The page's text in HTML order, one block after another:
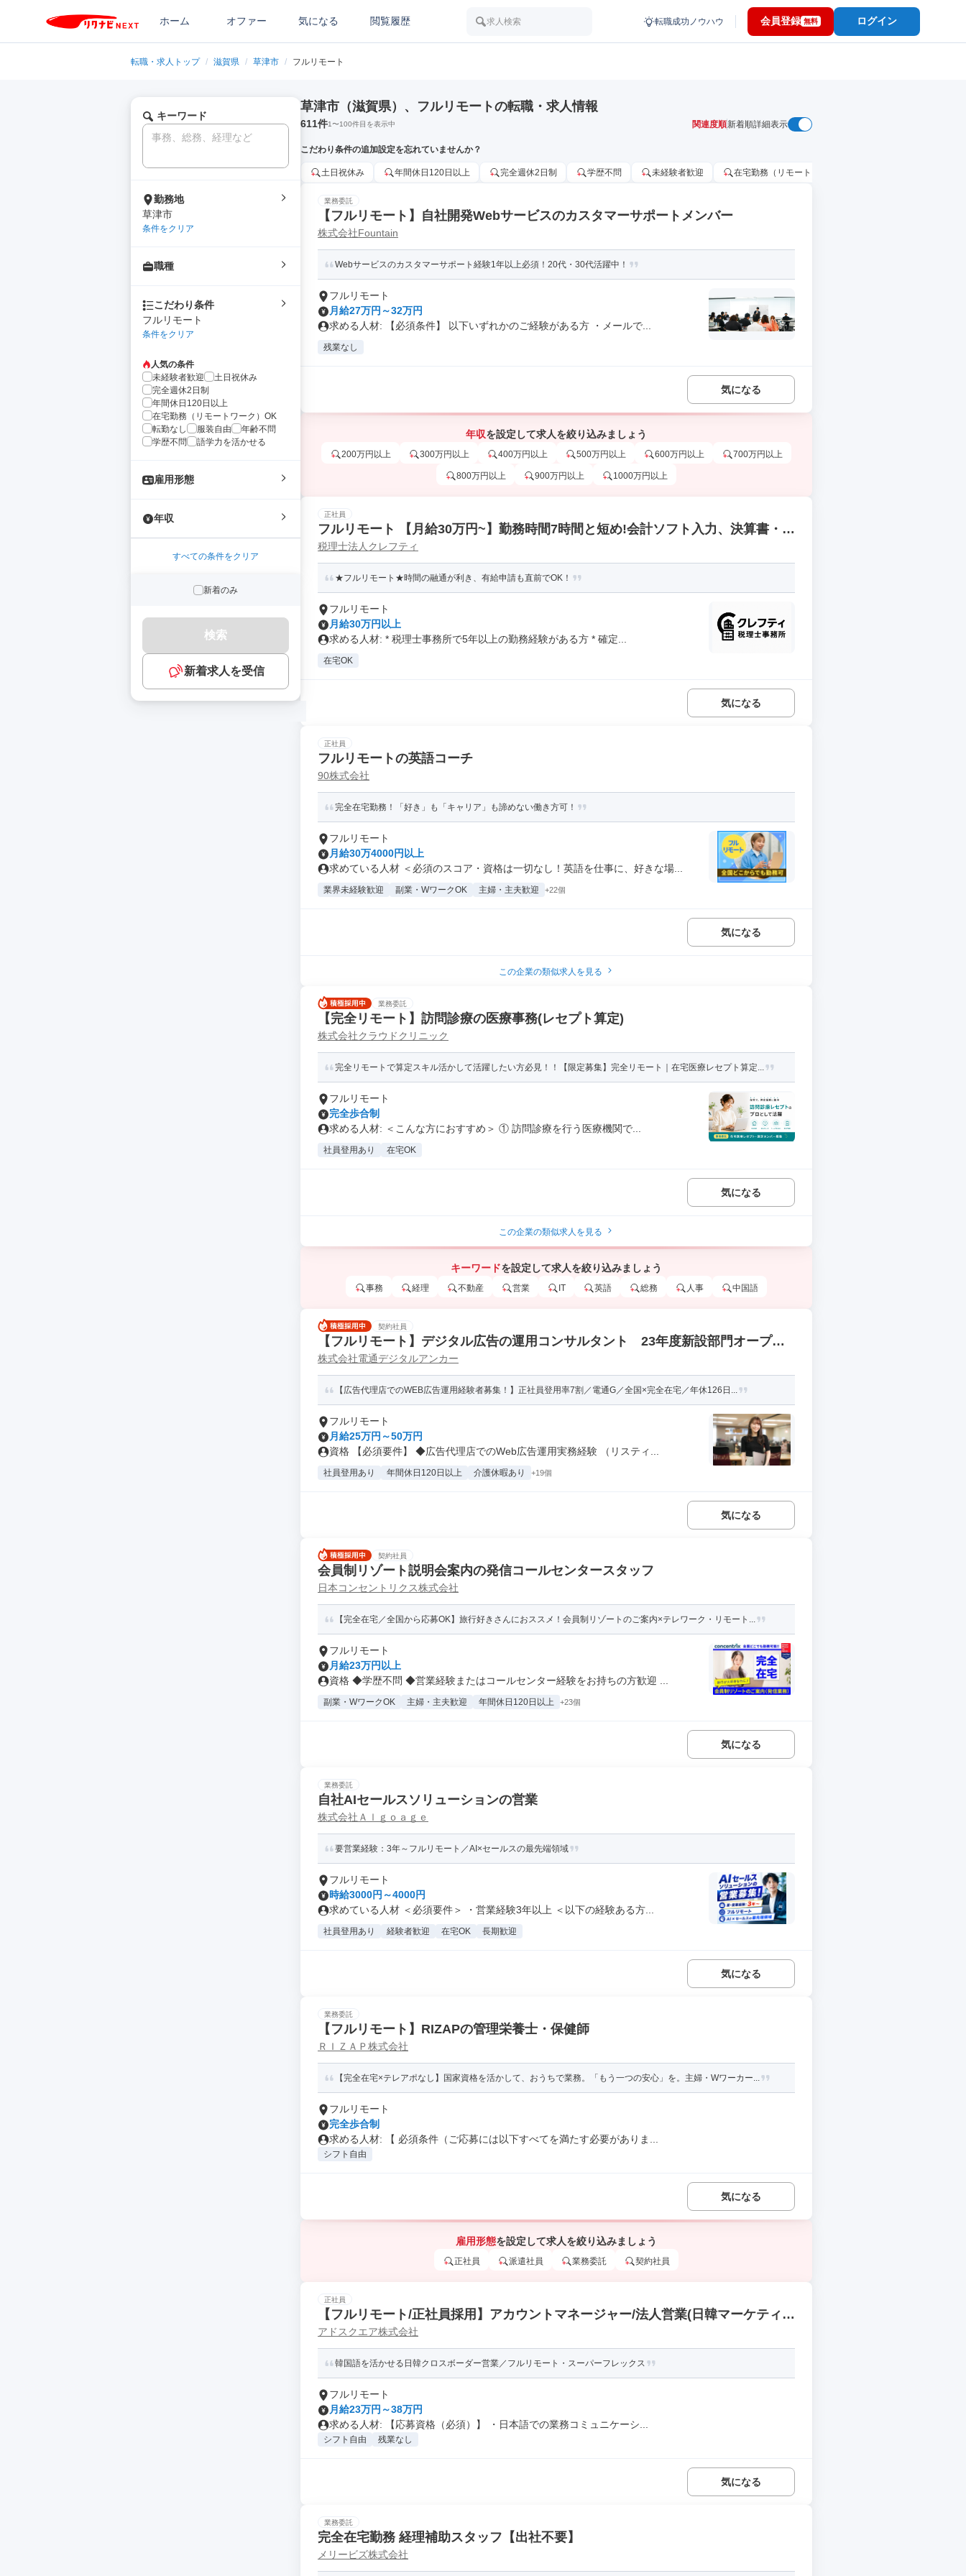
ホーム オファー 気になる 閲覧履歴 求人検索 転職成功ノウハウ 会員登録 無料 ログイン
転職・求人トップ / 滋賀県 / 草津市 / フルリモート
キーワード
勤務地
草津市
条件をクリア
職種
こだわり条件
フルリモート
条件をクリア
人気の条件
未経験者歓迎
土日祝休み
完全週休2日制
年間休日120日以上
在宅勤務（リモートワーク）OK
転勤なし
服装自由
年齢不問
学歴不問
語学力を活かせる
雇用形態
年収
すべての条件をクリア
新着のみ
検索
新着求人を受信
草津市（滋賀県）、フルリモートの転職・求人情報
611件1〜100件目を表示中 関連度順新着順詳細表示
こだわり条件の追加設定を忘れていませんか？
土日祝休み 年間休日120日以上 完全週休2日制 学歴不問 未経験者歓迎 在宅勤務（リモートワーク）OK
業務委託
【フルリモート】自社開発Webサービスのカスタマーサポートメンバー
株式会社Fountain
Webサービスのカスタマーサポート経験1年以上必須！20代・30代活躍中！
フルリモート
月給27万円～32万円
求める人材: 【必須条件】 以下いずれかのご経験がある方 ・メールで...
残業なし
気になる
年収を設定して求人を絞り込みましょう
200万円以上 300万円以上 400万円以上 500万円以上 600万円以上 700万円以上
800万円以上 900万円以上 1000万円以上
正社員
フルリモート 【月給30万円~】勤務時間7時間と短め!会計ソフト入力、決算書・税
務申告書作成、将来的に決算説明も
税理士法人クレフティ
★フルリモート★時間の融通が利き、有給申請も直前でOK！
フルリモート
月給30万円以上
求める人材: * 税理士事務所で5年以上の勤務経験がある方 * 確定...
在宅OK
気になる
正社員
フルリモートの英語コーチ
90株式会社
完全在宅勤務！「好き」も「キャリア」も諦めない働き方可！
フルリモート
月給30万4000円以上
求めている人材 ＜必須のスコア・資格は一切なし！英語を仕事に、好きな場...
業界未経験歓迎 副業・WワークOK 主婦・主夫歓迎 +22個
気になる
この企業の類似求人を見る
業務委託
【完全リモート】訪問診療の医療事務(レセプト算定)
株式会社クラウドクリニック
完全リモートで算定スキル活かして活躍したい方必見！！【限定募集】完全リモート｜在宅医療レセプト算定...
フルリモート
完全歩合制
求める人材: ＜こんな方におすすめ＞ ① 訪問診療を行う医療機関で...
社員登用あり 在宅OK
気になる
この企業の類似求人を見る
キーワードを設定して求人を絞り込みましょう
事務 経理 不動産 営業 IT 英語 総務 人事 中国語
契約社員
【フルリモート】デジタル広告の運用コンサルタント 23年度新設部門オープニ
ング・部門強化
株式会社電通デジタルアンカー
【広告代理店でのWEB広告運用経験者募集！】正社員登用率7割／電通G／全国×完全在宅／年休126日...
フルリモート
月給25万円～50万円
資格 【必須要件】 ◆広告代理店でのWeb広告運用実務経験 （リスティ...
社員登用あり 年間休日120日以上 介護休暇あり +19個
気になる
契約社員
会員制リゾート説明会案内の発信コールセンタースタッフ
日本コンセントリクス株式会社
【完全在宅／全国から応募OK】旅行好きさんにおススメ！会員制リゾートのご案内×テレワーク・リモート...
フルリモート
月給23万円以上
資格 ◆学歴不問 ◆営業経験またはコールセンター経験をお持ちの方歓迎 ...
副業・WワークOK 主婦・主夫歓迎 年間休日120日以上 +23個
気になる
業務委託
自社AIセールスソリューションの営業
株式会社Ａｌｇｏａｇｅ
要営業経験：3年～フルリモート／AI×セールスの最先端領域
フルリモート
時給3000円～4000円
求めている人材 ＜必須要件＞ ・営業経験3年以上 ＜以下の経験ある方...
社員登用あり 経験者歓迎 在宅OK 長期歓迎
気になる
業務委託
【フルリモート】RIZAPの管理栄養士・保健師
ＲＩＺＡＰ株式会社
【完全在宅×テレアポなし】国家資格を活かして、おうちで業務。「もう一つの安心」を。主婦・Wワーカー...
フルリモート
完全歩合制
求める人材: 【 必須条件（ご応募には以下すべてを満たす必要がありま...
シフト自由
気になる
雇用形態を設定して求人を絞り込みましょう
正社員 派遣社員 業務委託 契約社員
正社員
【フルリモート/正社員採用】アカウントマネージャー/法人営業(日韓マーケティン
グ・SNS/EC支援)
アドスクエア株式会社
韓国語を活かせる日韓クロスボーダー営業／フルリモート・スーパーフレックス
フルリモート
月給23万円～38万円
求める人材: 【応募資格（必須）】 ・日本語での業務コミュニケーシ...
シフト自由 残業なし
気になる
業務委託
完全在宅勤務 経理補助スタッフ【出社不要】
メリービズ株式会社